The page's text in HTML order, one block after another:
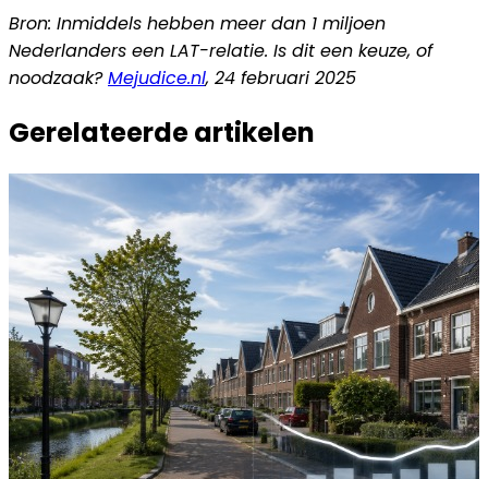
Bron: Inmiddels hebben meer dan 1 miljoen
Nederlanders een LAT-relatie. Is dit een keuze, of
noodzaak?Mejudice.nl, 24 februari 2025
Gerelateerde artikelen